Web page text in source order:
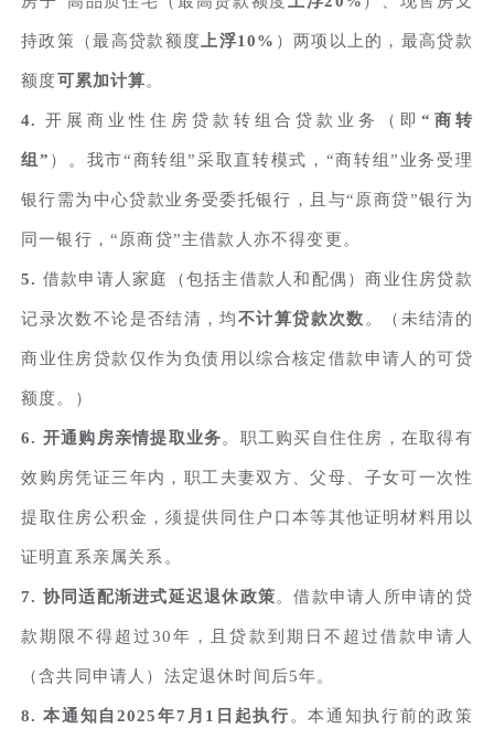
持政策（最高贷款额度 上浮10% ）两项以上的，最高贷款
额度可累加计算。
4.开展商业性住房贷款转组合贷款业务（即 “商转
组” ）。我市“商转组”采取直转模式，“商转组”业务受理
银行需为中心贷款业务受委托银行，且与“原商贷”银行为
同一银行，“原商贷”主借款人亦不得变更。
5. 借款申请人家庭（包括主借款人和配偶）商业住房贷款
记录次数不论是否结清，均不计算贷款次数 。（未结清的
商业住房贷款仅作为负债用以综合核定借款申请人的可贷
额度。）
6. 开通购房亲情提取业务。职工购买自住住房，在取得有
效购房凭证三年内，职工夫妻双方、父母、子女可一次性
提取住房公积金，须提供同住户口本等其他证明材料用以
证明直系亲属关系。
7. 协同适配渐进式延迟退休政策。借款申请人所申请的贷
款期限不得超过30年，且贷款到期日不超过借款申请人
（含共同申请人）法定退休时间后5年。
8. 本通知自2025年7月1日起执行。本通知执行前的政策